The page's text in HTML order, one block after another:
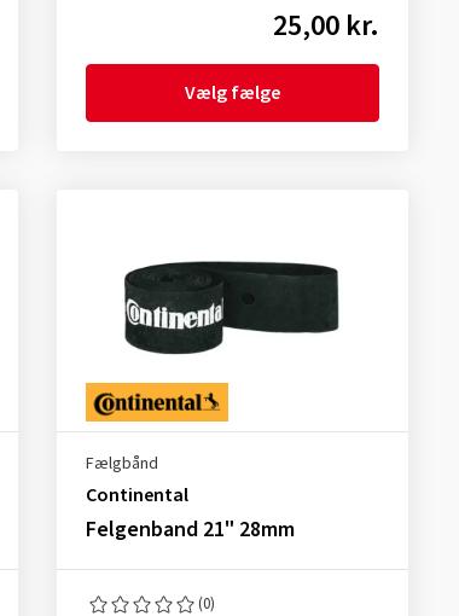
25,00 kr.
Vælg fælge
Fælgbånd
Continental
Felgenband 21" 28mm
(0)